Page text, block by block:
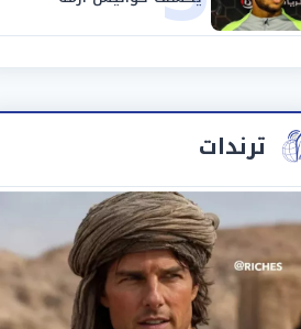
استبعاده المفاجئ من
ترندات